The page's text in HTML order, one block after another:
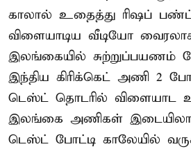
காலால் உதைத்து ரிஷப் பண்ட்
விளையாடிய வீடியோ வைரலாகி
இலங்கையில் சுற்றுப்பயணம்
இந்திய கிரிக்கெட் அணி 2
டெஸ்ட் தொடரில் விளையாட
இலங்கை அணிகள்
டெஸ்ட் போட்டி காலேயில்